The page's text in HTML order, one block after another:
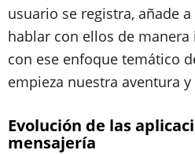
usuario se registra, añade
hablar con ellos de
con ese enfoque temático
empieza nuestra aventura
Evolución de las
mensajería